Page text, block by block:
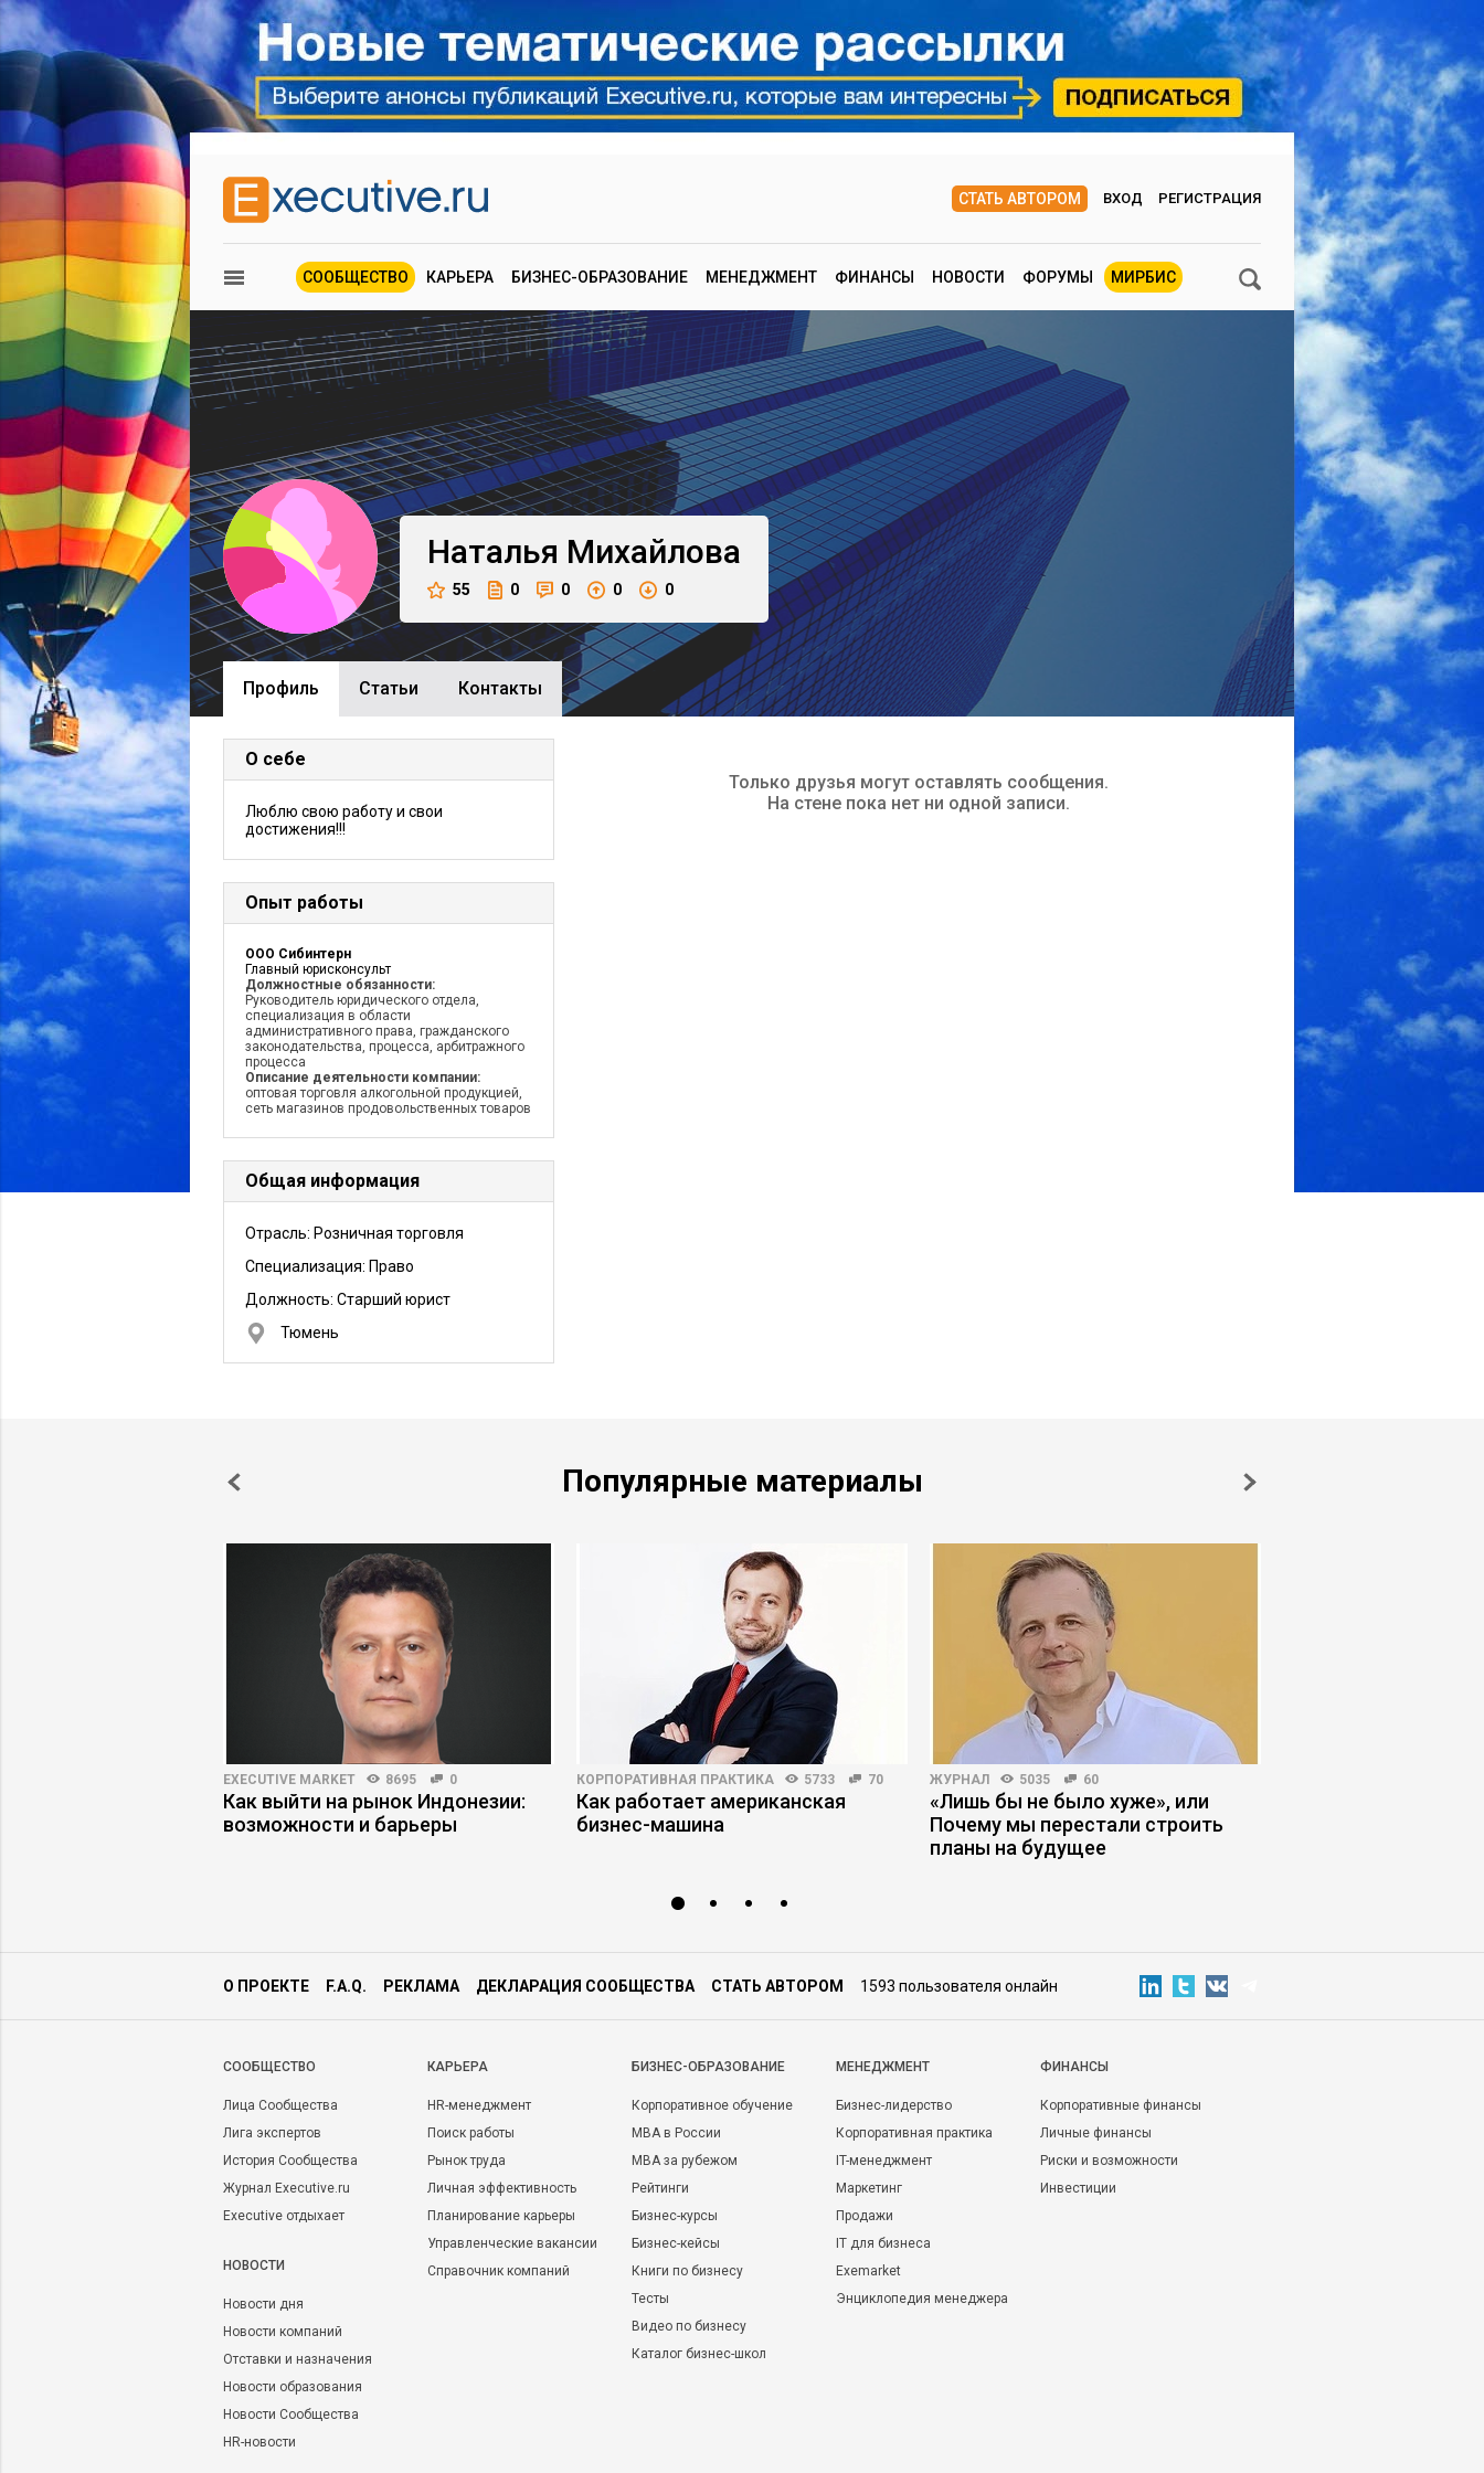
СТАТЬ АВТОРОМ ВХОД РЕГИСТРАЦИЯ
СООБЩЕСТВО КАРЬЕРА БИЗНЕС-ОБРАЗОВАНИЕ МЕНЕДЖМЕНТ ФИНАНСЫ НОВОСТИ ФОРУМЫ МИРБИС
Наталья Михайлова
55 0 0 0 0
Профиль Cтатьи Контакты
О себе
Люблю свою работу и свои
достижения!!!
Опыт работы
ООО Сибинтерн
Главный юрисконсульт
Должностные обязанности:
Руководитель юридического отдела,
специализация в области
административного права, гражданского
законодательства, процесса, арбитражного
процесса
Описание деятельности компании:
оптовая торговля алкогольной продукцией,
сеть магазинов продовольственных товаров
Общая информация
Отрасль: Розничная торговля
Специализация: Право
Должность: Старший юрист
Тюмень
Только друзья могут оставлять сообщения.
На стене пока нет ни одной записи.
Популярные материалы
EXECUTIVE MARKET 8695 0
Как выйти на рынок Индонезии:
возможности и барьеры
КОРПОРАТИВНАЯ ПРАКТИКА 5733 70
Как работает американская
бизнес-машина
ЖУРНАЛ 5035 60
«Лишь бы не было хуже», или
Почему мы перестали строить
планы на будущее
О ПРОЕКТЕ F.A.Q. РЕКЛАМА ДЕКЛАРАЦИЯ СООБЩЕСТВА СТАТЬ АВТОРОМ 1593 пользователя онлайн
CООБЩЕСТВО
Лица Сообщества
Лига экспертов
История Сообщества
Журнал Executive.ru
Executive отдыхает
НОВОСТИ
Новости дня
Новости компаний
Отставки и назначения
Новости образования
Новости Сообщества
HR-новости
КАРЬЕРА
HR-менеджмент
Поиск работы
Рынок труда
Личная эффективность
Планирование карьеры
Управленческие вакансии
Справочник компаний
БИЗНЕС-ОБРАЗОВАНИЕ
Корпоративное обучение
MBA в России
MBA за рубежом
Рейтинги
Бизнес-курсы
Бизнес-кейсы
Книги по бизнесу
Тесты
Видео по бизнесу
Каталог бизнес-школ
МЕНЕДЖМЕНТ
Бизнес-лидерство
Корпоративная практика
IT-менеджмент
Маркетинг
Продажи
IT для бизнеса
Exemarket
Энциклопедия менеджера
ФИНАНСЫ
Корпоративные финансы
Личные финансы
Риски и возможности
Инвестиции